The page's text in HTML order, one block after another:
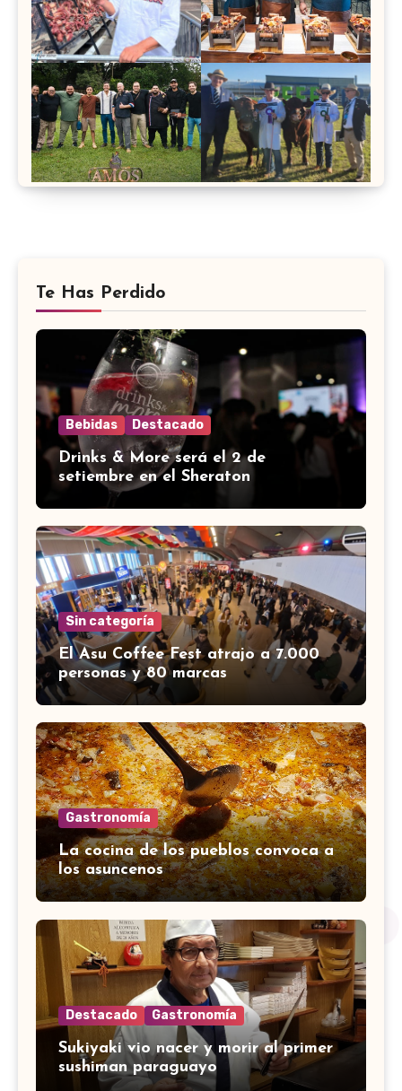
Te Has Perdido
Bebidas Destacado
Drinks & More será el 2 de
setiembre en el Sheraton
Sin categoría
El Asu Coffee Fest atrajo a 7.000
personas y 80 marcas
Gastronomía
La cocina de los pueblos convoca a
los asuncenos
Destacado Gastronomía
Sukiyaki vio nacer y morir al primer
sushiman paraguayo